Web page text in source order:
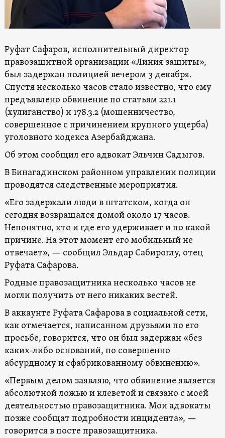
Руфат Сафаров, исполнительный директор
правозащитной организации «Линия защиты»,
был задержан полицией вечером 3 декабря.
Спустя несколько часов стало известно, что ему
предъявлено обвинение по статьям 221.1
(хулиганство) и 178.3.2 (мошенничество,
совершенное с причинением крупного ущерба)
уголовного кодекса Азербайджана.
Об этом сообщил его адвокат Эльчин Садыгов.
В Бинагадинском районном управлении полиции
проводятся следственные мероприятия.
«Его задержали люди в штатском, когда он
сегодня возвращался домой около 17 часов.
Непонятно, кто и где его удерживает и по какой
причине. На этот момент его мобильный не
отвечает», — сообщил Эльдар Сабироглу, отец
Руфата Сафарова.
Родные правозащитника несколько часов не
могли получить от него никаких вестей.
В аккаунте Руфата Сафарова в социальной сети,
как отмечается, написанном друзьями по его
просьбе, говорится, что он был задержан «без
каких-либо оснований, по совершенно
абсурдному и сфабрикованному обвинению».
«Первым делом заявляю, что обвинение является
абсолютной ложью и клеветой и связано с моей
деятельностью правозащитника. Мои адвокаты
позже сообщат подробности инцидента», —
говорится в посте правозащитника.